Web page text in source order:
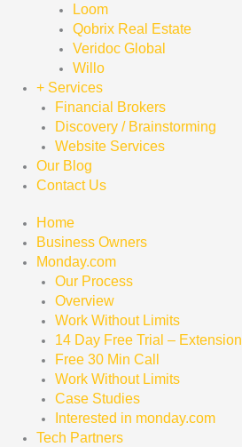
Loom
Qobrix Real Estate
Veridoc Global
Willo
+ Services
Financial Brokers
Discovery / Brainstorming
Website Services
Our Blog
Contact Us
Home
Business Owners
Monday.com
Our Process
Overview
Work Without Limits
14 Day Free Trial – Extension
Free 30 Min Call
Work Without Limits
Case Studies
Interested in monday.com
Tech Partners